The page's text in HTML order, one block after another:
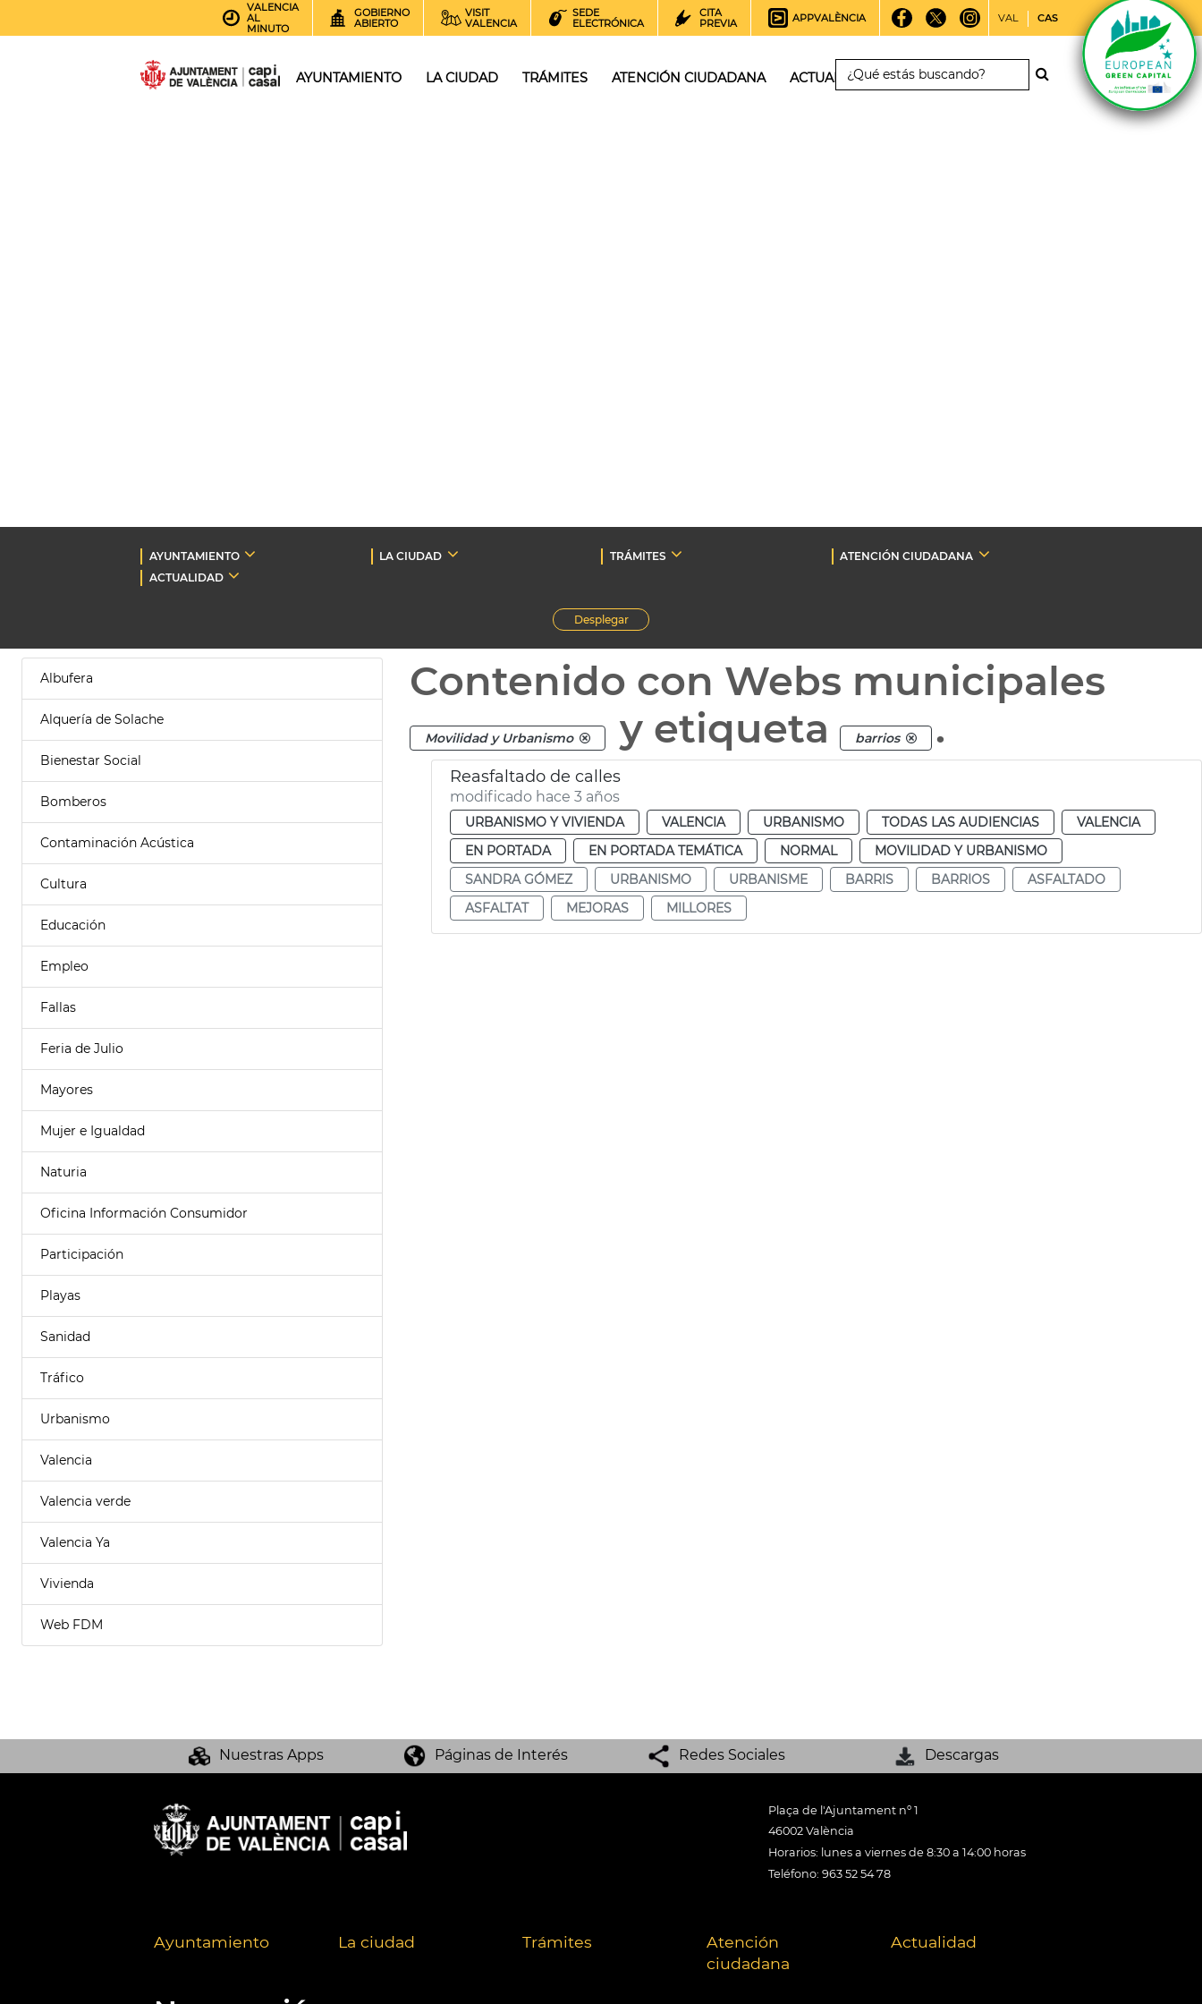
VALENCIA
AL
MINUTO
GOBIERNO
ABIERTO
VISIT
VALENCIA
SEDE
ELECTRÓNICA
CITA
PREVIA
APPVALÈNCIA VAL CAS
AYUNTAMIENTO LA CIUDAD TRÁMITES ATENCIÓN CIUDADANA ACTUALIDAD
AYUNTAMIENTO LA CIUDAD TRÁMITES
ATENCIÓN CIUDADANA
ACTUALIDAD
Desplegar
Albufera
Alquería de Solache
Bienestar Social
Bomberos
Contaminación Acústica
Cultura
Educación
Empleo
Fallas
Feria de Julio
Mayores
Mujer e Igualdad
Naturia
Oficina Información Consumidor
Participación
Playas
Sanidad
Tráfico
Urbanismo
Valencia
Valencia verde
Valencia Ya
Vivienda
Web FDM
Contenido con Webs municipales
Movilidad y Urbanismo y etiqueta barrios .
Reasfaltado de calles
modificado hace 3 años
URBANISMO Y VIVIENDA VALENCIA URBANISMO TODAS LAS AUDIENCIAS
VALENCIA
EN PORTADA
EN PORTADA TEMÁTICA NORMAL
MOVILIDAD Y URBANISMO
SANDRA GÓMEZ
URBANISMO URBANISME BARRIS BARRIOS
ASFALTADO
ASFALTAT
MEJORAS MILLORES
Nuestras Apps Páginas de Interés Redes Sociales Descargas
Plaça de l'Ajuntament nº 1
46002 València
Horarios: lunes a viernes de 8:30 a 14:00 horas
Teléfono: 963 52 54 78
Ayuntamiento La ciudad Trámites
Atención
ciudadana
Actualidad